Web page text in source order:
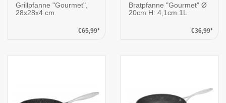
Grillpfanne "Gourmet",
28x28x4 cm
€65,99*
Bratpfanne "Gourmet" Ø
20cm H: 4,1cm 1L
€36,99*